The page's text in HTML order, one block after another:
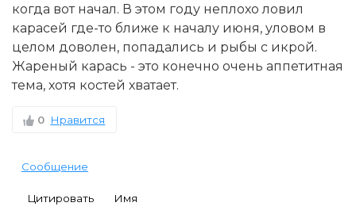
когда вот начал. В этом году неплохо ловил
карасей где-то ближе к началу июня, уловом в
целом доволен, попадались и рыбы с икрой.
Жареный карась - это конечно очень аппетитная
тема, хотя костей хватает.
0 Нравится
Сообщение
Цитировать Имя